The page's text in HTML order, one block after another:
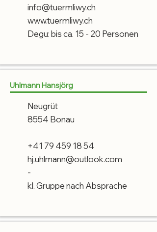
info@tuermliwy.ch
www.tuermliwy.ch
Degu: bis ca. 15 - 20 Personen
Uhlmann Hansjörg
Neugrüt
8554 Bonau
+41 79 459 18 54
hj.uhlmann@outlook.com
-
kl. Gruppe nach Absprache